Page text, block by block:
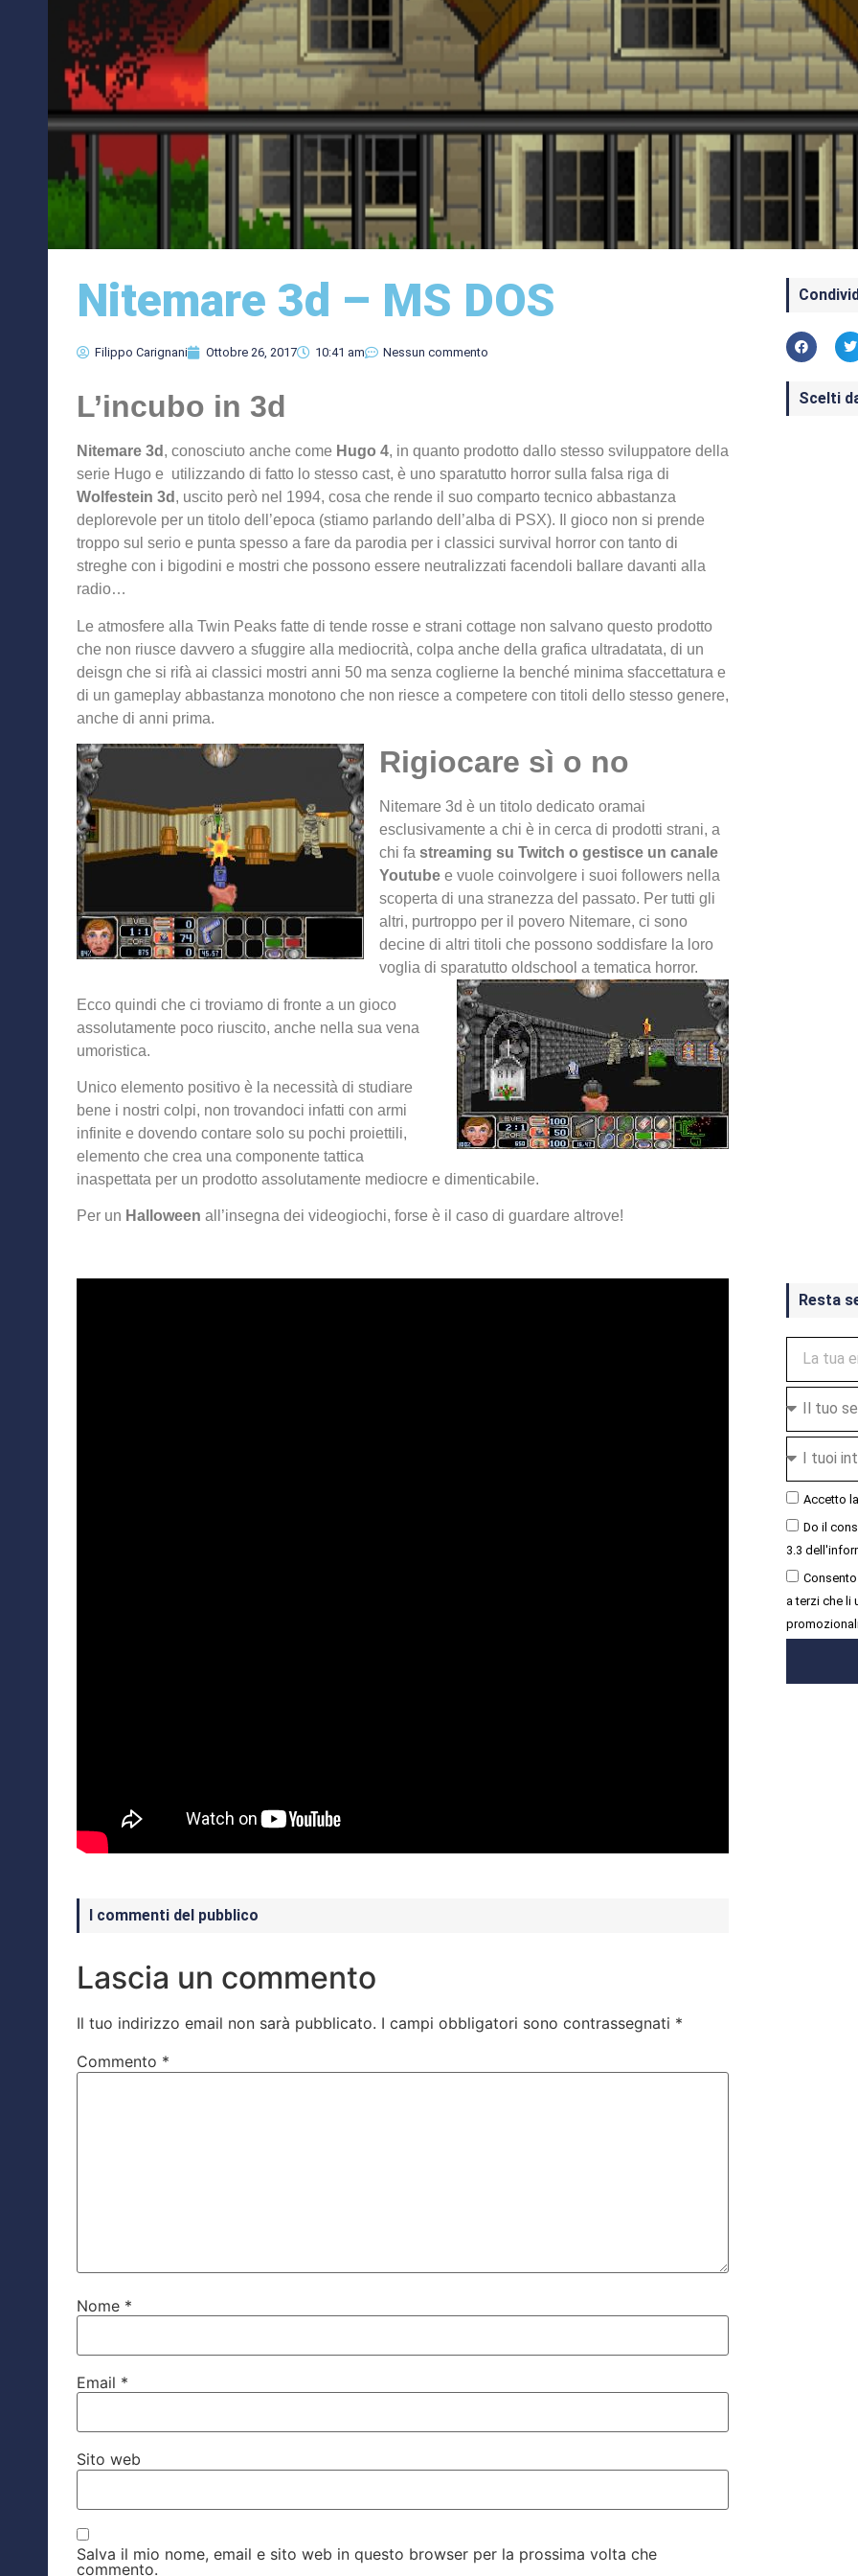
Nitemare 3d – MS DOS
Filippo Carignani Ottobre 26, 2017 10:41 am Nessun commento
L’incubo in 3d
Nitemare 3d , conosciuto anche come Hugo 4, in quanto prodotto dallo stesso sviluppatore della
serie Hugo e utilizzando di fatto lo stesso cast, è uno sparatutto horror sulla falsa riga di
Wolfestein 3d , uscito però nel 1994, cosa che rende il suo comparto tecnico abbastanza
deplorevole per un titolo dell’epoca (stiamo parlando dell’alba di PSX). Il gioco non si prende
troppo sul serio e punta spesso a fare da parodia per i classici survival horror con tanto di
streghe con i bigodini e mostri che possono essere neutralizzati facendoli ballare davanti alla
radio…
Le atmosfere alla Twin Peaks fatte di tende rosse e strani cottage non salvano questo prodotto
che non riusce davvero a sfuggire alla mediocrità, colpa anche della grafica ultradatata, di un
deisgn che si rifà ai classici mostri anni 50 ma senza coglierne la benché minima sfaccettatura e
di un gameplay abbastanza monotono che non riesce a competere con titoli dello stesso genere,
anche di anni prima.
Rigiocare sì o no
Nitemare 3d è un titolo dedicato oramai
esclusivamente a chi è in cerca di prodotti strani, a
chi fa streaming su Twitch o gestisce un canale
Youtube e vuole coinvolgere i suoi followers nella
scoperta di una stranezza del passato. Per tutti gli
altri, purtroppo per il povero Nitemare, ci sono
decine di altri titoli che possono soddisfare la loro
voglia di sparatutto oldschool a tematica horror.
Ecco quindi che ci troviamo di fronte a un gioco
assolutamente poco riuscito, anche nella sua vena
umoristica.
Unico elemento positivo è la necessità di studiare
bene i nostri colpi, non trovandoci infatti con armi
infinite e dovendo contare solo su pochi proiettili,
elemento che crea una componente tattica
inaspettata per un prodotto assolutamente mediocre e dimenticabile.
Per un Halloween all’insegna dei videogiochi, forse è il caso di guardare altrove!
I commenti del pubblico
Lascia un commento
Il tuo indirizzo email non sarà pubblicato. I campi obbligatori sono contrassegnati *
Commento *
Nome *
Email *
Sito web
Salva il mio nome, email e sito web in questo browser per la prossima volta che
commento.
Scelti
Resta
Accetto la
Do il
3.3
a terzi che li